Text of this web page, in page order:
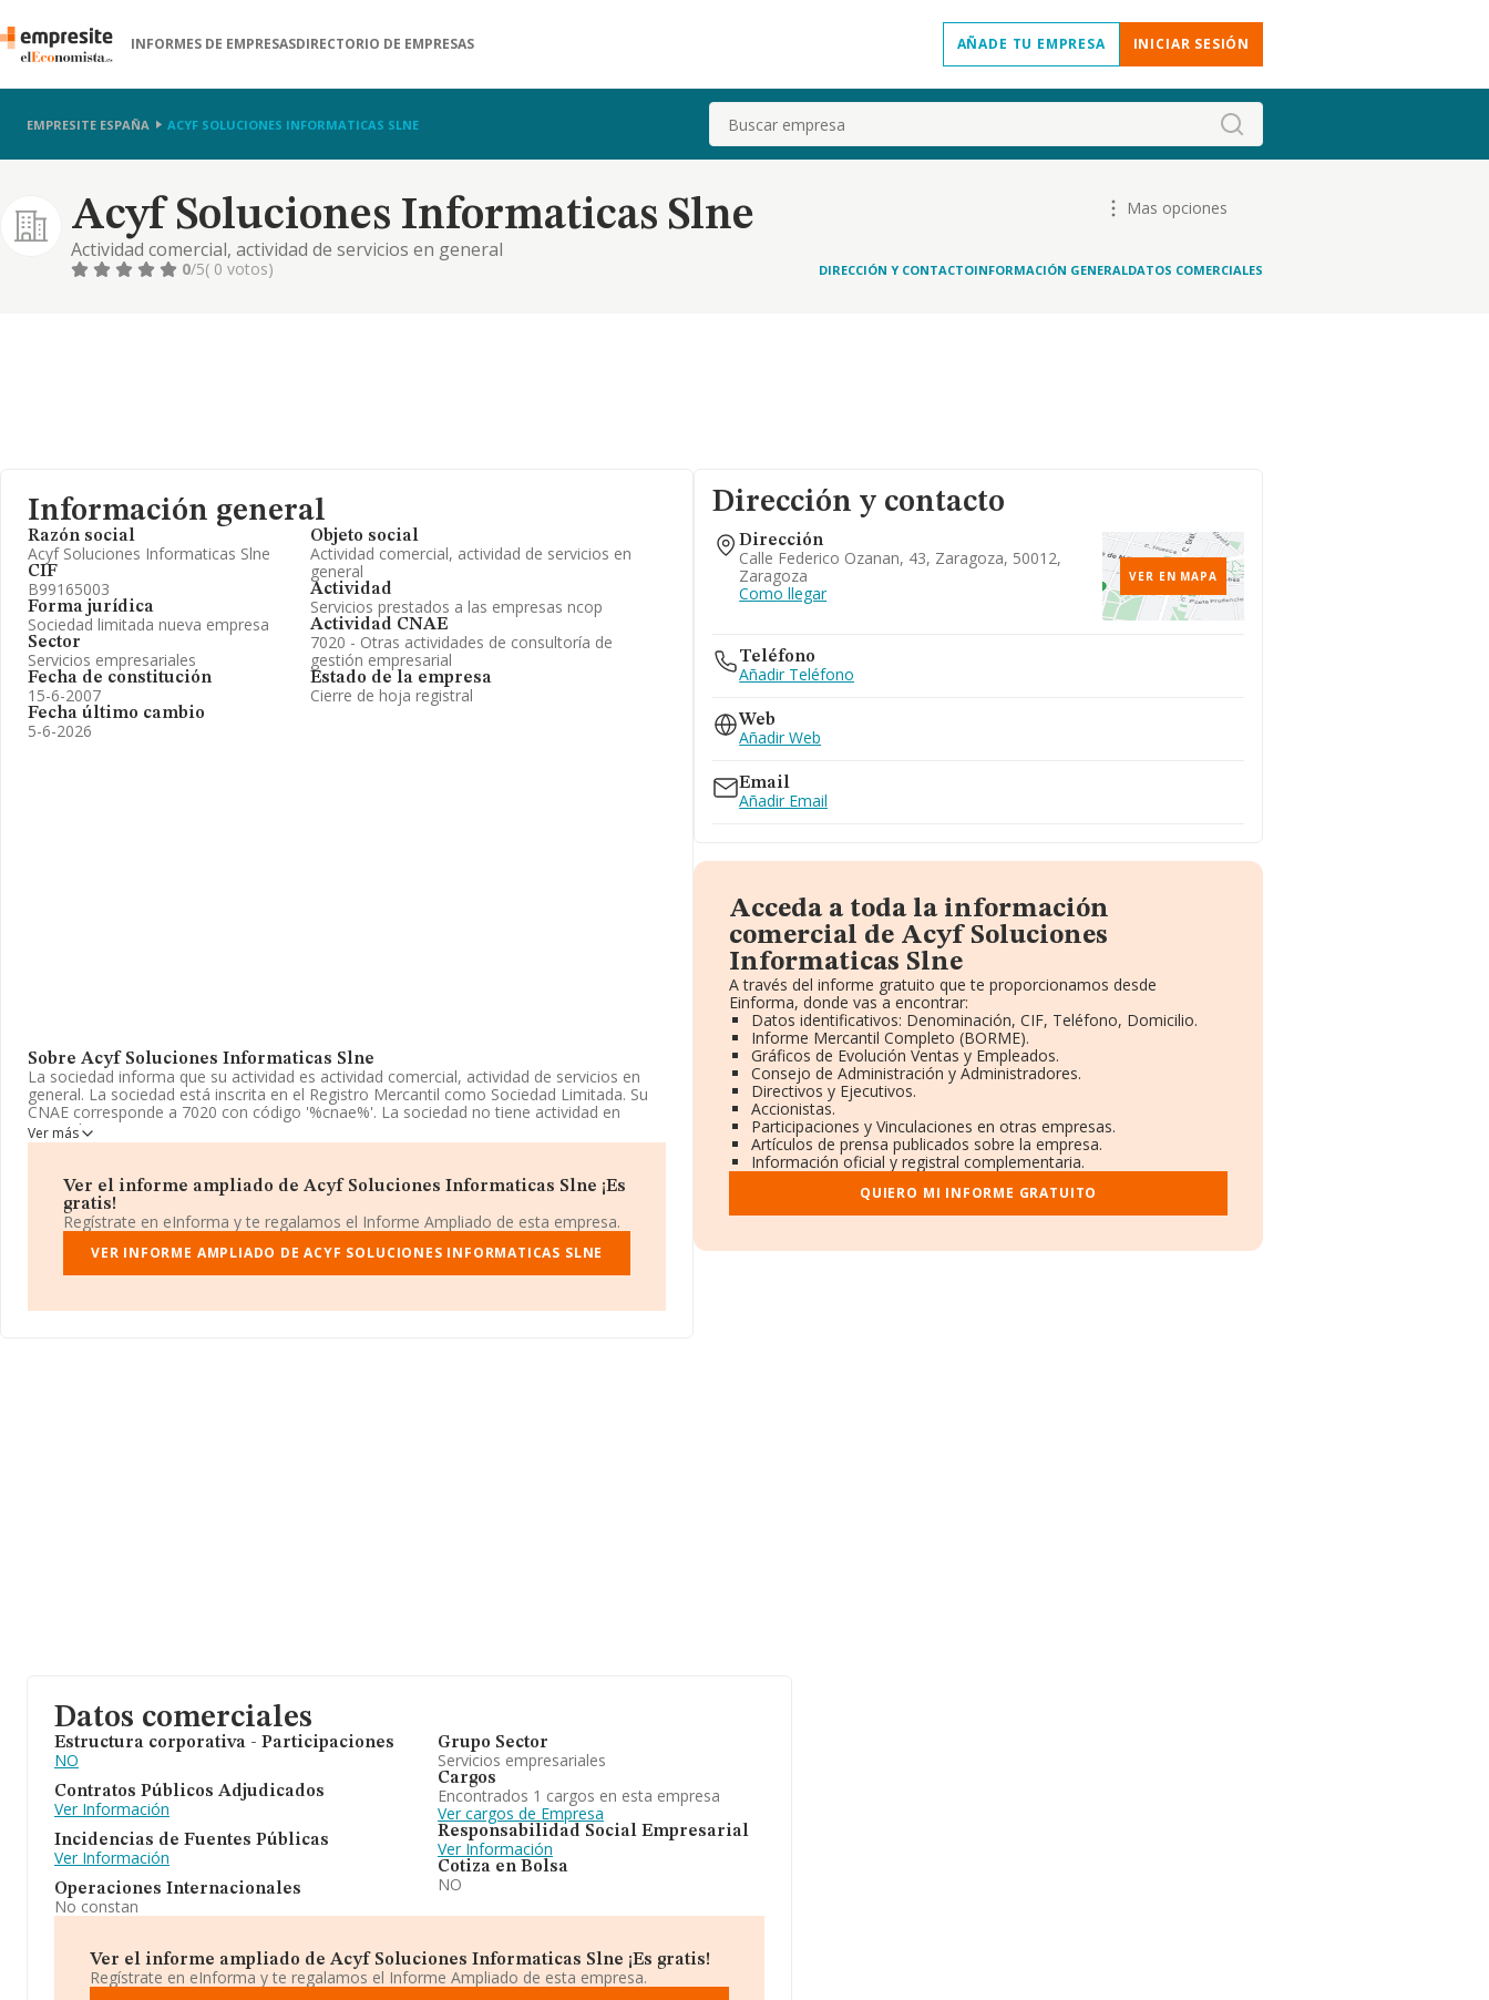
INFORMES DE EMPRESASDIRECTORIO DE EMPRESAS AÑADE TU EMPRESA INICIAR SESIÓN
EMPRESITE ESPAÑA ACYF SOLUCIONES INFORMATICAS SLNE Buscar
Acyf Soluciones Informaticas Slne
Actividad comercial, actividad de servicios en general
Mas opciones
0/5( 0 votos) DIRECCIÓN Y CONTACTOINFORMACIÓN GENERALDATOS COMERCIALES
Información general
Razón social
Acyf Soluciones Informaticas Slne
CIF
B99165003
Forma jurídica
Sociedad limitada nueva empresa
Sector
Servicios empresariales
Fecha de constitución
15-6-2007
Fecha último cambio
5-6-2026
Objeto social
Actividad comercial, actividad de servicios en
general
Actividad
Servicios prestados a las empresas ncop
Actividad CNAE
7020 - Otras actividades de consultoría de
gestión empresarial
Estado de la empresa
Cierre de hoja registral
Sobre Acyf Soluciones Informaticas Slne
La sociedad informa que su actividad es actividad comercial, actividad de servicios en
general. La sociedad está inscrita en el Registro Mercantil como Sociedad Limitada. Su
CNAE corresponde a 7020 con código '%cnae%'. La sociedad no tiene actividad en
mercados exteriores.
social establecido en Calle Federico Ozanan núm. 43, (50012), Zaragoza, Aragón.
En relación con el sector y disponiendo de los datos de hasta 72.271 empresas, en el
ámbito nacional la facturación alcanza la cifra de 15.184 millones de euros y el promedio
de la facturación de ventas entre todas las compañías asciende a los 210 mil euros. En
cuanto a la información relativa a la provincia de Zaragoza, en la base de datos de
Finalmente, para completar los datos de sector la media de empleados es de 2; la
Ver más
Ver el informe ampliado de Acyf Soluciones Informaticas Slne ¡Es
gratis!
Regístrate en eInforma y te regalamos el Informe Ampliado de esta empresa.
VER INFORME AMPLIADO DE ACYF SOLUCIONES INFORMATICAS SLNE
Dirección y contacto
Dirección
Calle Federico Ozanan, 43, Zaragoza, 50012,
Zaragoza
Como llegar
VER EN MAPA
Teléfono
Añadir Teléfono
Web
Añadir Web
Email
Añadir Email
Acceda a toda la información
comercial de Acyf Soluciones
Informaticas Slne
A través del informe gratuito que te proporcionamos desde
Einforma, donde vas a encontrar:
Datos identificativos: Denominación, CIF, Teléfono, Domicilio.
Informe Mercantil Completo (BORME).
Gráficos de Evolución Ventas y Empleados.
Consejo de Administración y Administradores.
Directivos y Ejecutivos.
Accionistas.
Participaciones y Vinculaciones en otras empresas.
Artículos de prensa publicados sobre la empresa.
Información oficial y registral complementaria.
QUIERO MI INFORME GRATUITO
Datos comerciales
Estructura corporativa - Participaciones
NO
Contratos Públicos Adjudicados
Ver Información
Incidencias de Fuentes Públicas
Ver Información
Operaciones Internacionales
No constan
Grupo Sector
Servicios empresariales
Cargos
Encontrados 1 cargos en esta empresa
Ver cargos de Empresa
Responsabilidad Social Empresarial
Ver Información
Cotiza en Bolsa
NO
Ver el informe ampliado de Acyf Soluciones Informaticas Slne ¡Es gratis!
Regístrate en eInforma y te regalamos el Informe Ampliado de esta empresa.